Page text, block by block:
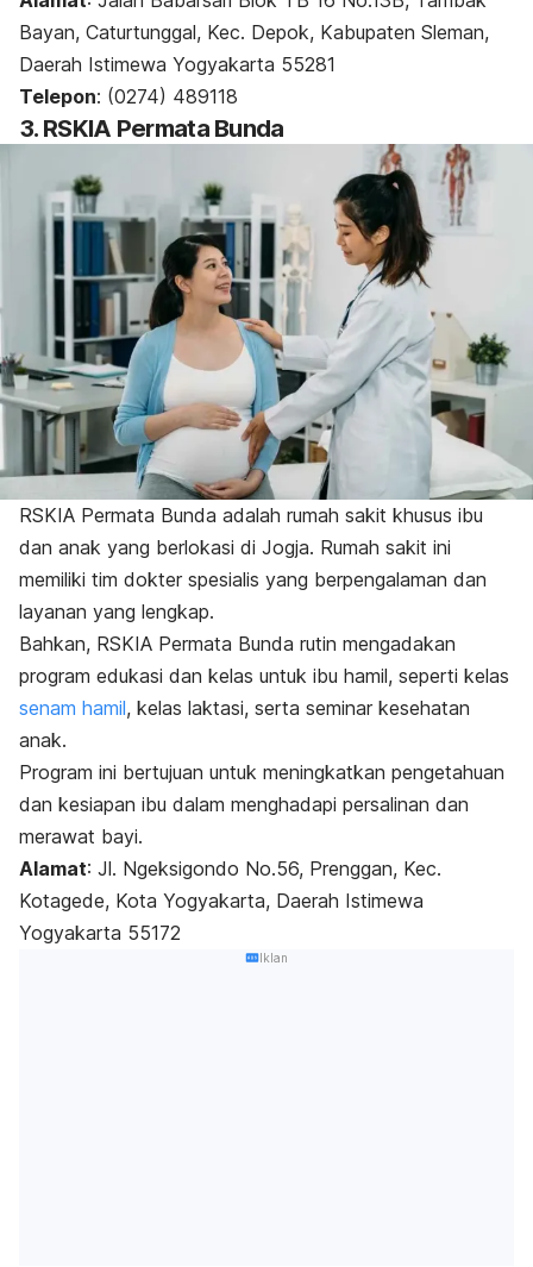
Bayan, Caturtunggal, Kec. Depok, Kabupaten Sleman,
Daerah Istimewa Yogyakarta 55281
Telepon: (0274) 489118
3. RSKIA Permata Bunda
RSKIA Permata Bunda adalah rumah sakit khusus ibu
dan anak yang berlokasi di Jogja. Rumah sakit ini
memiliki tim dokter spesialis yang berpengalaman dan
layanan yang lengkap.
Bahkan, RSKIA Permata Bunda rutin mengadakan
program edukasi dan kelas untuk ibu hamil, seperti kelas
senam hamil, kelas laktasi, serta seminar kesehatan
anak.
Program ini bertujuan untuk meningkatkan pengetahuan
dan kesiapan ibu dalam menghadapi persalinan dan
merawat bayi.
Alamat: Jl. Ngeksigondo No.56, Prenggan, Kec.
Kotagede, Kota Yogyakarta, Daerah Istimewa
Yogyakarta 55172
Iklan